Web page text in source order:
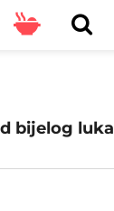
bijelog luka